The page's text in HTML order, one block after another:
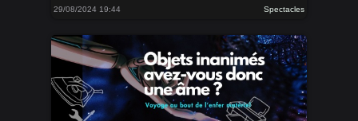
29/08/2024 19:44 Spectacles